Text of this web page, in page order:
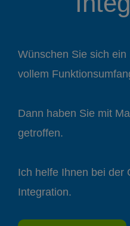
Wünschen Sie sich
vollem
Dann haben Sie mit
getroffen.
Ich helfe Ihnen bei der
Integration.